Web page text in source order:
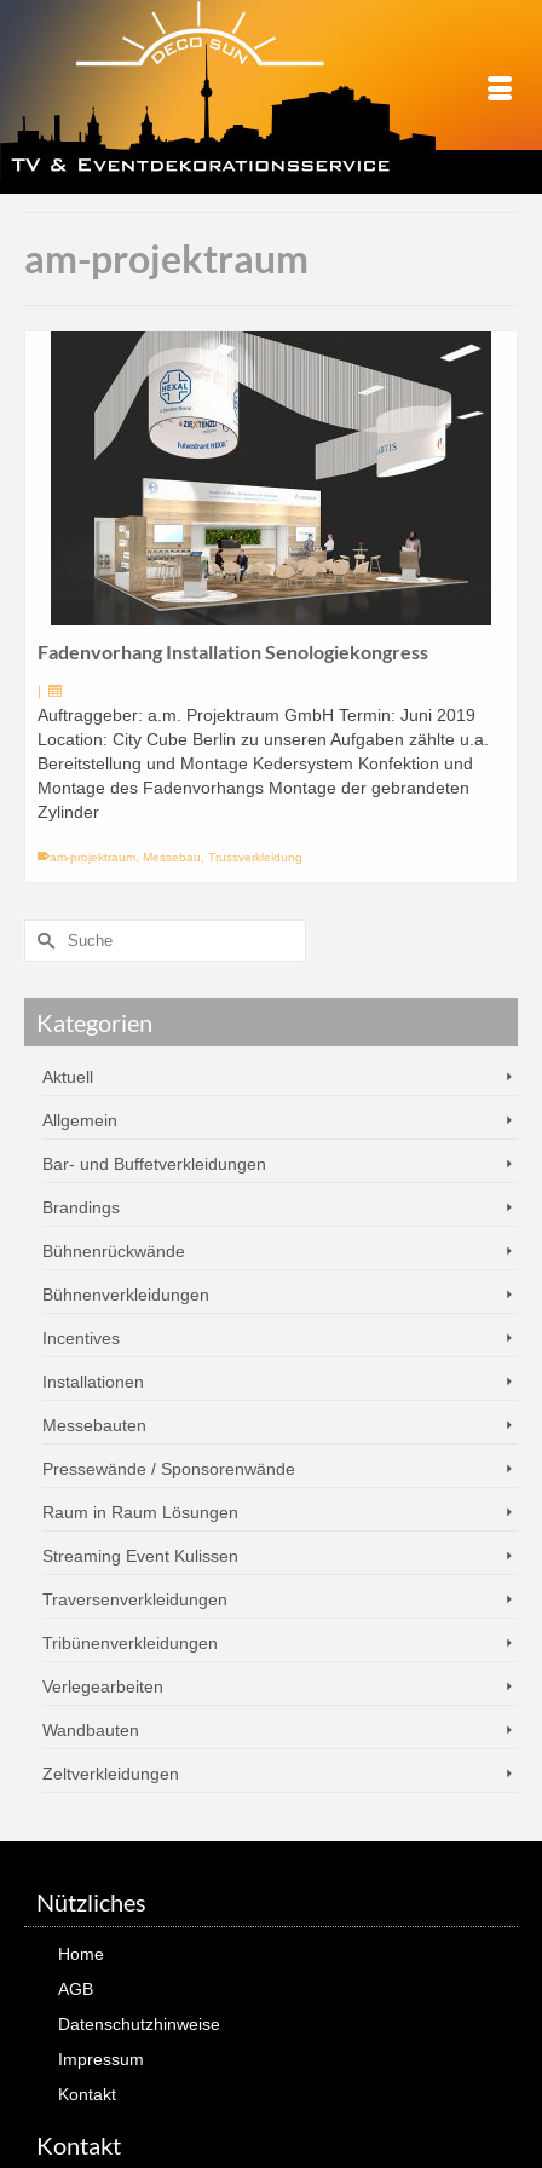
am-projektraum
Fadenvorhang Installation Senologiekongress
|
Auftraggeber: a.m. Projektraum GmbH Termin: Juni 2019
Location: City Cube Berlin zu unseren Aufgaben zählte u.a.
Bereitstellung und Montage Kedersystem Konfektion und
Montage des Fadenvorhangs Montage der gebrandeten
Zylinder
am-projektraum Messebau Trussverkleidung
Kategorien
Aktuell
Allgemein
Bar- und Buffetverkleidungen
Brandings
Bühnenrückwände
Bühnenverkleidungen
Incentives
Installationen
Messebauten
Pressewände / Sponsorenwände
Raum in Raum Lösungen
Streaming Event Kulissen
Traversenverkleidungen
Tribünenverkleidungen
Verlegearbeiten
Wandbauten
Zeltverkleidungen
Nützliches
Home
AGB
Datenschutzhinweise
Impressum
Kontakt
Kontakt